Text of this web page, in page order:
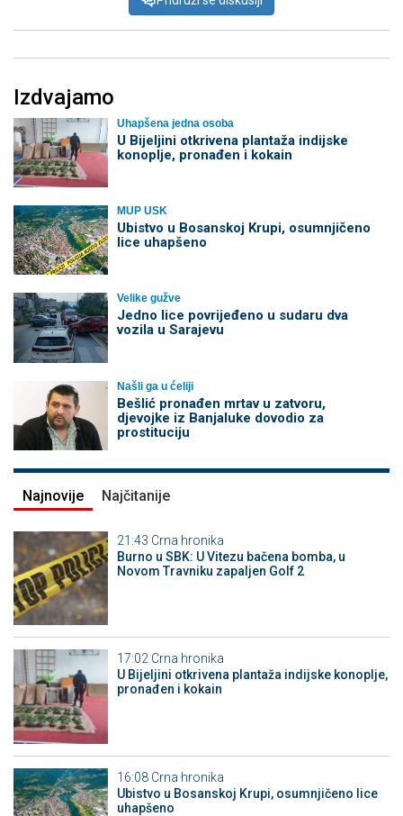
Izdvajamo
Uhapšena jedna osoba
​U Bijeljini otkrivena plantaža indijske
konoplje, pronađen i kokain
MUP USK
Ubistvo u Bosanskoj Krupi, osumnjičeno
lice uhapšeno
Velike gužve
Јedno lice povrijeđeno u sudaru dva
vozila u Sarajevu
Našli ga u ćeliji
Bešlić pronađen mrtav u zatvoru,
djevojke iz Banjaluke dovodio za
prostituciju
Najnovije Najčitanije
21:43 Crna hronika
Burno u SBK: U Vitezu bačena bomba, u
Novom Travniku zapaljen Golf 2
17:02 Crna hronika
​U Bijeljini otkrivena plantaža indijske konoplje,
pronađen i kokain
16:08 Crna hronika
Ubistvo u Bosanskoj Krupi, osumnjičeno lice
uhapšeno